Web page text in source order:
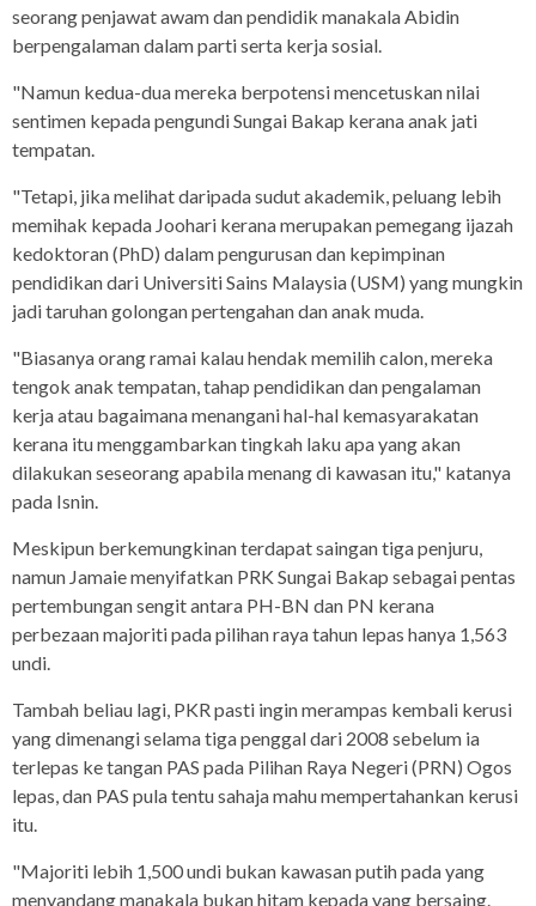
seorang penjawat awam dan pendidik manakala Abidin
berpengalaman dalam parti serta kerja sosial.
"Namun kedua-dua mereka berpotensi mencetuskan nilai
sentimen kepada pengundi Sungai Bakap kerana anak jati
tempatan.
"Tetapi, jika melihat daripada sudut akademik, peluang lebih
memihak kepada Joohari kerana merupakan pemegang ijazah
kedoktoran (PhD) dalam pengurusan dan kepimpinan
pendidikan dari Universiti Sains Malaysia (USM) yang mungkin
jadi taruhan golongan pertengahan dan anak muda.
"Biasanya orang ramai kalau hendak memilih calon, mereka
tengok anak tempatan, tahap pendidikan dan pengalaman
kerja atau bagaimana menangani hal-hal kemasyarakatan
kerana itu menggambarkan tingkah laku apa yang akan
dilakukan seseorang apabila menang di kawasan itu," katanya
pada Isnin.
Meskipun berkemungkinan terdapat saingan tiga penjuru,
namun Jamaie menyifatkan PRK Sungai Bakap sebagai pentas
pertembungan sengit antara PH-BN dan PN kerana
perbezaan majoriti pada pilihan raya tahun lepas hanya 1,563
undi.
Tambah beliau lagi, PKR pasti ingin merampas kembali kerusi
yang dimenangi selama tiga penggal dari 2008 sebelum ia
terlepas ke tangan PAS pada Pilihan Raya Negeri (PRN) Ogos
lepas, dan PAS pula tentu sahaja mahu mempertahankan kerusi
itu.
"Majoriti lebih 1,500 undi bukan kawasan putih pada yang
menyandang manakala bukan hitam kepada yang bersaing.